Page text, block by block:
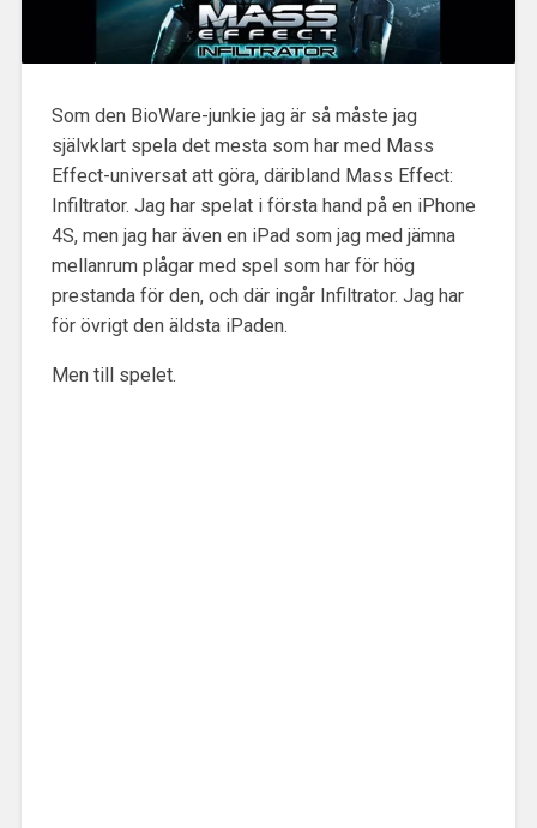
Som den BioWare-junkie jag är så måste jag
självklart spela det mesta som har med Mass
Effect-universat att göra, däribland Mass Effect:
Infiltrator. Jag har spelat i första hand på en iPhone
4S, men jag har även en iPad som jag med jämna
mellanrum plågar med spel som har för hög
prestanda för den, och där ingår Infiltrator. Jag har
för övrigt den äldsta iPaden.
Men till spelet.